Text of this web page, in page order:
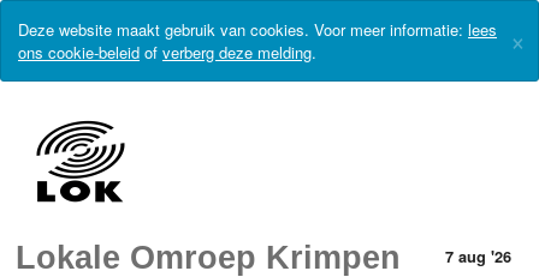
Deze website maakt gebruik van cookies. Voor meer informatie: lees
ons cookie-beleid of verberg deze melding. ×
Lokale Omroep Krimpen 7 aug '26